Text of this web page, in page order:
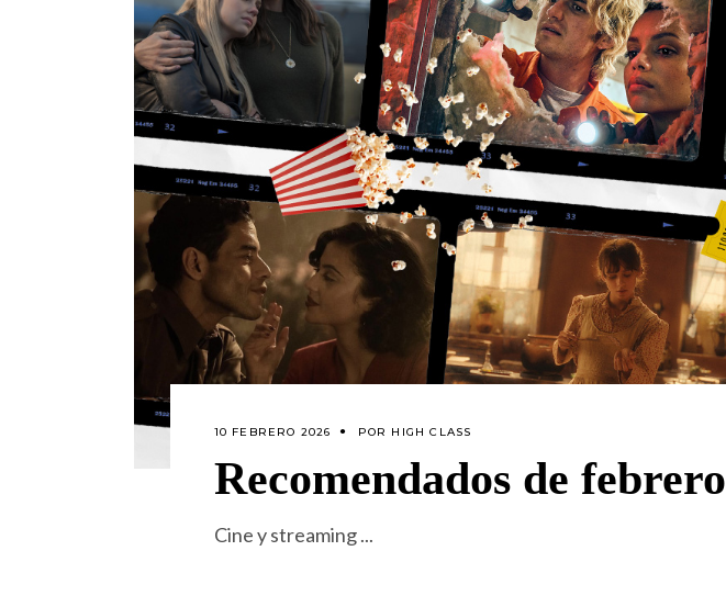
10 FEBRERO 2026 POR HIGH CLASS
Recomendados de febrero
Cine y streaming